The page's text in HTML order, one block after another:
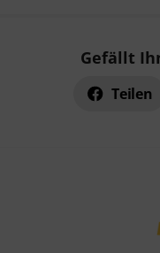
Gefällt
Teilen